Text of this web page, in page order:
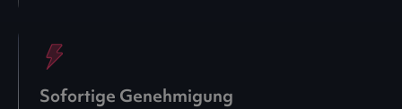
Sofortige Genehmigung